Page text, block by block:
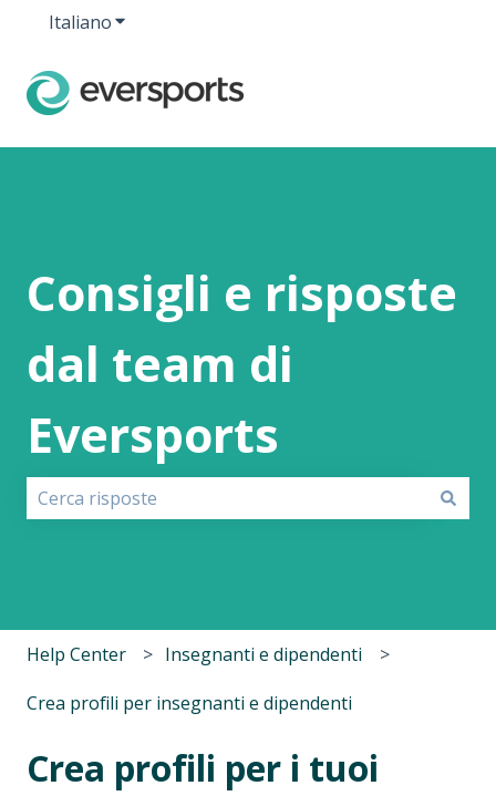
ItalianoMostra sottomenu per le traduzioni
Consigli e risposte
dal team di
Eversports
Help Center Insegnanti e dipendenti
Crea profili per insegnanti e dipendenti
Crea profili per i tuoi